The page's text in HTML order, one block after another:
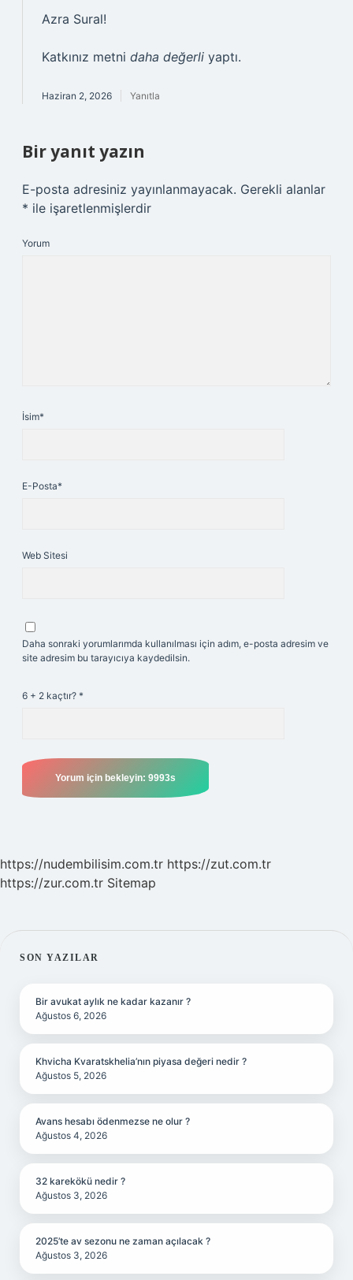
Azra Sural!
Katkınız metni daha değerli yaptı.
Haziran 2, 2026 Yanıtla
Bir yanıt yazın
E-posta adresiniz yayınlanmayacak. Gerekli alanlar
* ile işaretlenmişlerdir
Yorum
İsim*
E-Posta*
Web Sitesi
Daha sonraki yorumlarımda kullanılması için adım, e-posta adresim ve
site adresim bu tarayıcıya kaydedilsin.
6 + 2 kaçtır? *
https://nudembilisim.com.tr https://zut.com.tr
https://zur.com.tr Sitemap
SIDEBAR
SON YAZILAR
Bir avukat aylık ne kadar kazanır ?
Ağustos 6, 2026
Khvicha Kvaratskhelia’nın piyasa değeri nedir ?
Ağustos 5, 2026
Avans hesabı ödenmezse ne olur ?
Ağustos 4, 2026
32 karekökü nedir ?
Ağustos 3, 2026
2025’te av sezonu ne zaman açılacak ?
Ağustos 3, 2026